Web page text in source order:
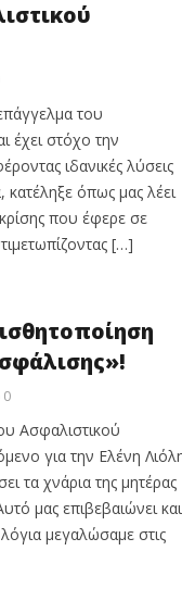
του
έχει στόχο την
ιδανικές λύσεις
όπως μας λέει
που έφερε σε
[…]
0
Ασφαλιστικού
για την Ελένη
τα χνάρια της μητέρας
μας επιβεβαιώνει και
μεγαλώσαμε στις